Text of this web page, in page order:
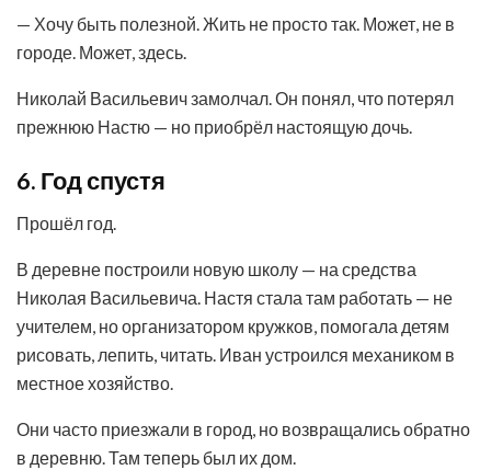
— Хочу быть полезной. Жить не просто так. Может, не в
городе. Может, здесь.
Николай Васильевич замолчал. Он понял, что потерял
прежнюю Настю — но приобрёл настоящую дочь.
6. Год спустя
Прошёл год.
В деревне построили новую школу — на средства
Николая Васильевича. Настя стала там работать — не
учителем, но организатором кружков, помогала детям
рисовать, лепить, читать. Иван устроился механиком в
местное хозяйство.
Они часто приезжали в город, но возвращались обратно
в деревню. Там теперь был их дом.